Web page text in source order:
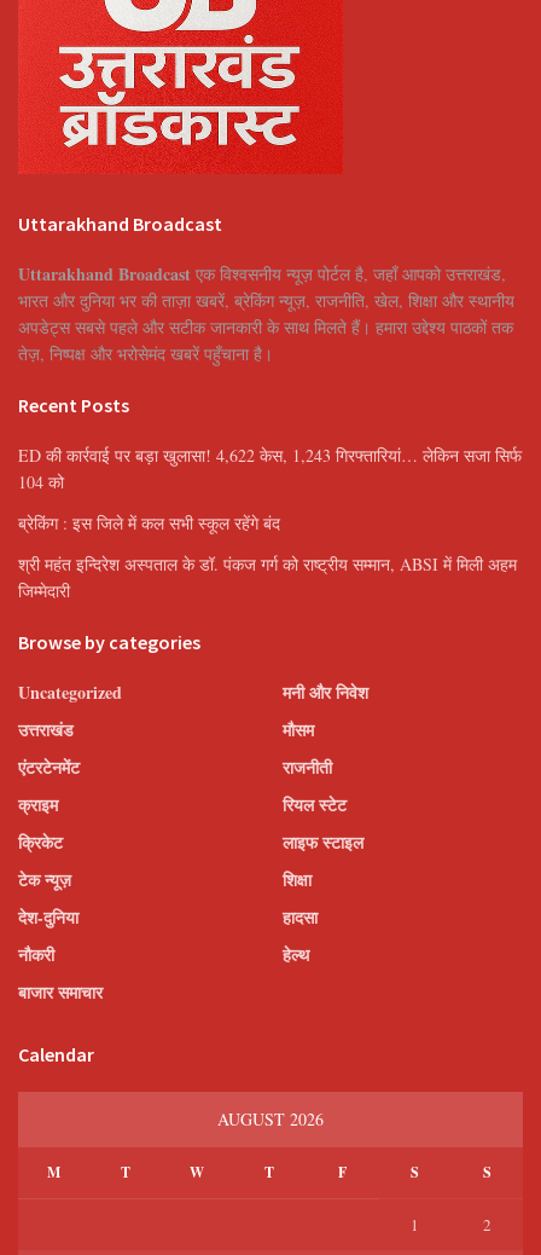
Uttarakhand Broadcast
Uttarakhand Broadcast एक विश्वसनीय न्यूज़ पोर्टल है, जहाँ आपको उत्तराखंड,
भारत और दुनिया भर की ताज़ा खबरें, ब्रेकिंग न्यूज़, राजनीति, खेल, शिक्षा और स्थानीय
अपडेट्स सबसे पहले और सटीक जानकारी के साथ मिलते हैं। हमारा उद्देश्य पाठकों तक
तेज़, निष्पक्ष और भरोसेमंद खबरें पहुँचाना है।
Recent Posts
ED की कार्रवाई पर बड़ा खुलासा! 4,622 केस, 1,243 गिरफ्तारियां… लेकिन सजा सिर्फ
104 को
ब्रेकिंग : इस जिले में कल सभी स्कूल रहेंगे बंद
श्री महंत इन्दिरेश अस्पताल के डॉ. पंकज गर्ग को राष्ट्रीय सम्मान, ABSI में मिली अहम
जिम्मेदारी
Browse by categories
Uncategorized
उत्तराखंड
एंटरटेनमेंट
क्राइम
क्रिकेट
टेक न्यूज़
देश-दुनिया
नौकरी
बाजार समाचार
मनी और निवेश
मौसम
राजनीती
रियल स्टेट
लाइफ स्टाइल
शिक्षा
हादसा
हेल्थ
Calendar
AUGUST 2026
M T W T F S S
1 2